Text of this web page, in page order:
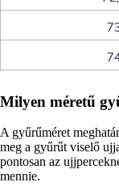
Milyen méretű
A gyűrűméret
meg a gyűrűt viselő
pontosan az
mennie.